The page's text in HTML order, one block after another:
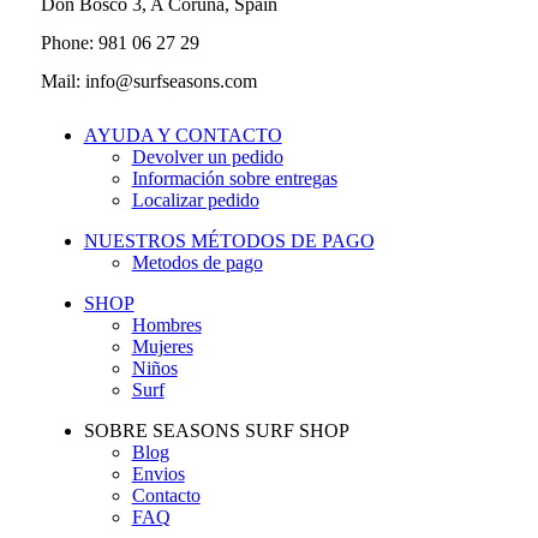
Don Bosco 3, A Coruña, Spain
Phone: 981 06 27 29
Mail: info@surfseasons.com
AYUDA Y CONTACTO
Devolver un pedido
Información sobre entregas
Localizar pedido
NUESTROS MÉTODOS DE PAGO
Metodos de pago
SHOP
Hombres
Mujeres
Niños
Surf
SOBRE SEASONS SURF SHOP
Blog
Envios
Contacto
FAQ